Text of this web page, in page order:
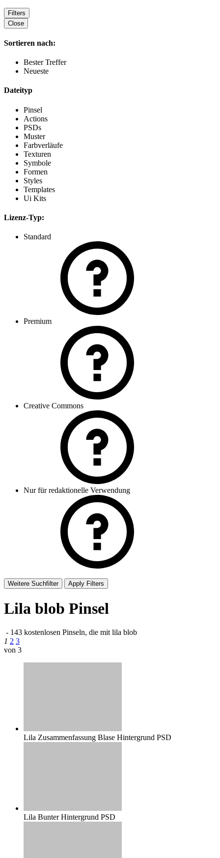
Filters
Close
Sortieren nach:
Bester Treffer
Neueste
Dateityp
Pinsel
Actions
PSDs
Muster
Farbverläufe
Texturen
Symbole
Formen
Styles
Templates
Ui Kits
Lizenz-Typ:
Standard
Premium
Creative Commons
Nur für redaktionelle Verwendung
Weitere Suchfilter Apply Filters
Lila blob Pinsel
- 143 kostenlosen Pinseln, die mit lila blob
1 2 3
von 3
Lila Zusammenfassung Blase Hintergrund PSD
Lila Bunter Hintergrund PSD